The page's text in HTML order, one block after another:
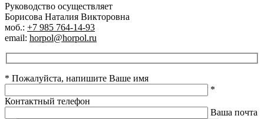
Руководство осуществляет
Борисова Наталия Викторовна
моб.: +7 985 764-14-93
email: horpol@horpol.ru
* Пожалуйста, напишите Ваше имя
*
Контактный телефон
Ваша почта